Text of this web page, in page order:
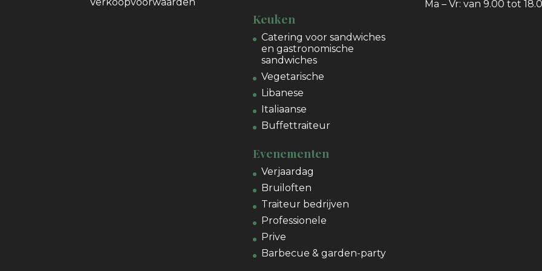
Keuken
Catering voor sandwiches
en gastronomische
sandwiches
Vegetarische
Libanese
Italiaanse
Buffettraiteur
Evenementen
Verjaardag
Bruiloften
Traiteur bedrijven
Professionele
Prive
Barbecue & garden-party
Ma – Vr: van 9.00 tot